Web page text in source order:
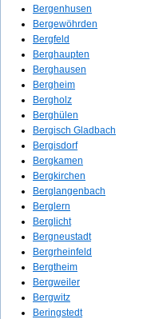
Bergenhusen
Bergewöhrden
Bergfeld
Berghaupten
Berghausen
Bergheim
Bergholz
Berghülen
Bergisch Gladbach
Bergisdorf
Bergkamen
Bergkirchen
Berglangenbach
Berglern
Berglicht
Bergneustadt
Bergrheinfeld
Bergtheim
Bergweiler
Bergwitz
Beringstedt